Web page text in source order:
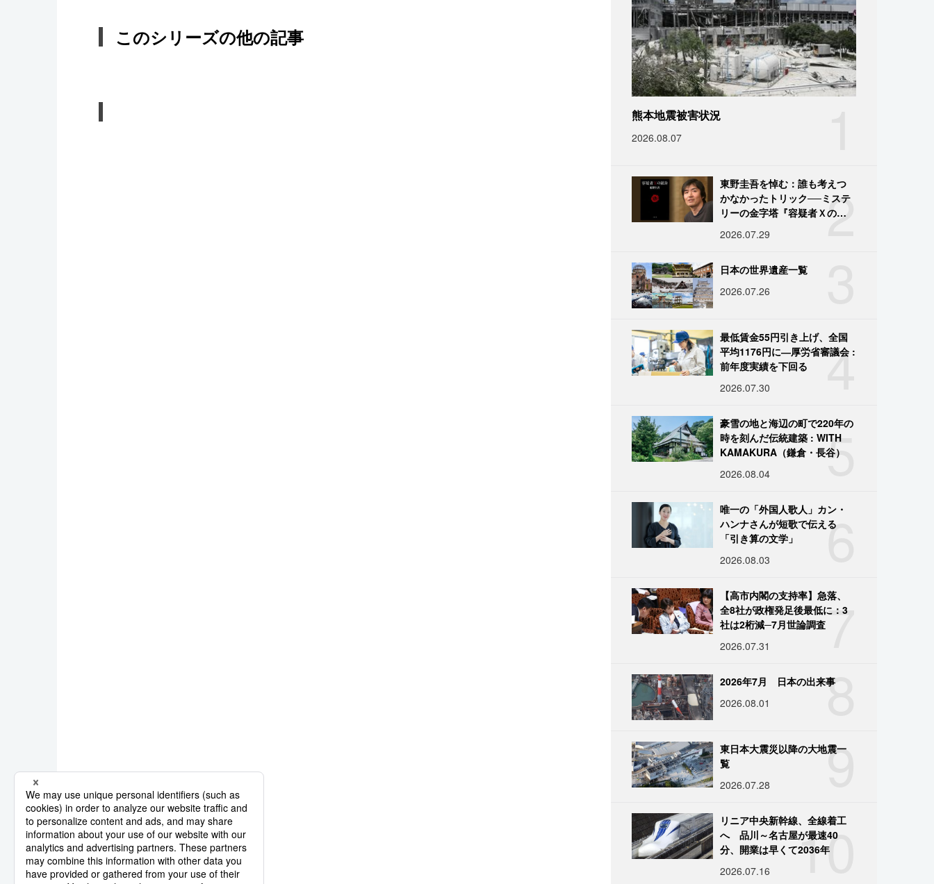
このシリーズの他の記事
熊本地震被害状況
2026.08.07
2
東野圭吾を悼む：誰も考えつ
かなかったトリック──ミステ
リーの金字塔『容疑者Ｘの献
2026.07.29
日本の世界遺産一覧
2026.07.26
4
最低賃金55円引き上げ、全国
平均1176円に―厚労省審議会 :
前年度実績を下回る
2026.07.30
5
豪雪の地と海辺の町で220年の
時を刻んだ伝統建築 : WITH
KAMAKURA（鎌倉・長谷）
2026.08.04
6
唯一の「外国人歌人」カン・
ハンナさんが短歌で伝える
「引き算の文学」
2026.08.03
7
【高市内閣の支持率】急落、
全8社が政権発足後最低に：3
社は2桁減─7月世論調査
2026.07.31
8
2026年7月 日本の出来事
2026.08.01
9
東日本大震災以降の大地震一
覧
2026.07.28
10
リニア中央新幹線、全線着工
へ 品川～名古屋が最速40
分、開業は早くて2036年
2026.07.16